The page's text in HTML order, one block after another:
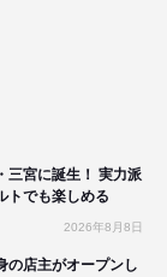
三宮に誕生！ 実力派
トでも楽しめる
2026年8月8日
の店主がオープンし